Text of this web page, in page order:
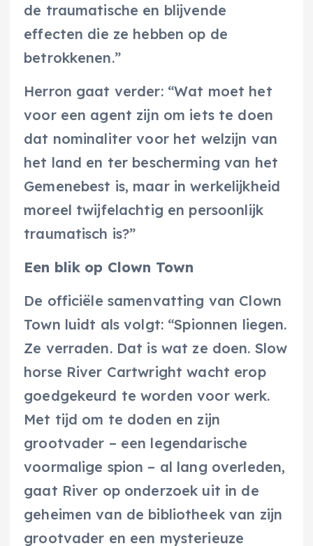
de traumatische en blijvende
effecten die ze hebben op de
betrokkenen.”
Herron gaat verder: “Wat moet het
voor een agent zijn om iets te doen
dat nominaliter voor het welzijn van
het land en ter bescherming van het
Gemenebest is, maar in werkelijkheid
moreel twijfelachtig en persoonlijk
traumatisch is?”
Een blik op Clown Town
De officiële samenvatting van Clown
Town luidt als volgt: “Spionnen liegen.
Ze verraden. Dat is wat ze doen. Slow
horse River Cartwright wacht erop
goedgekeurd te worden voor werk.
Met tijd om te doden en zijn
grootvader – een legendarische
voormalige spion – al lang overleden,
gaat River op onderzoek uit in de
geheimen van de bibliotheek van zijn
grootvader en een mysterieuze